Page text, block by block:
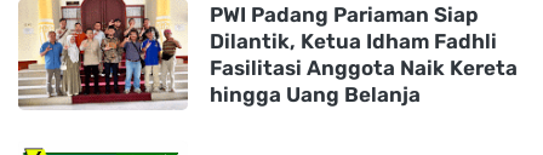
PWI Padang Pariaman Siap
Dilantik, Ketua Idham Fadhli
Fasilitasi Anggota Naik Kereta
hingga Uang Belanja